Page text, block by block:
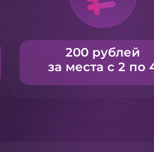
200 рублей
за места с 2 по